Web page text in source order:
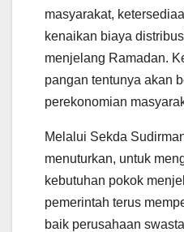
masyarakat,
kenaikan biaya
menjelang Ramadan.
pangan tentunya akan
perekonomian
Melalui Sekda
menuturkan, untuk
kebutuhan pokok
pemerintah terus
baik perusahaan